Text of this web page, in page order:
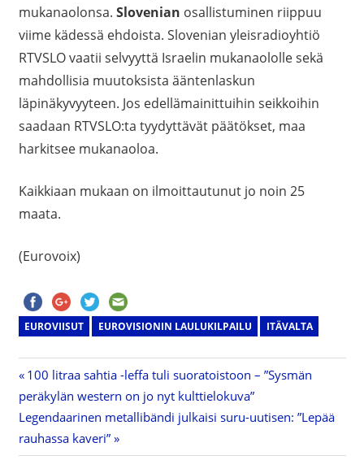
mukanaolonsa. Slovenian osallistuminen riippuu
viime kädessä ehdoista. Slovenian yleisradioyhtiö
RTVSLO vaatii selvyyttä Israelin mukanaololle sekä
mahdollisia muutoksista ääntenlaskun
läpinäkyvyyteen. Jos edellämainittuihin seikkoihin
saadaan RTVSLO:ta tyydyttävät päätökset, maa
harkitsee mukanaoloa.
Kaikkiaan mukaan on ilmoittautunut jo noin 25
maata.
(Eurovoix)
EUROVIISUT EUROVISIONIN LAULUKILPAILU ITÄVALTA
Artikkelien
selaus
Previous
Post:
100 litraa sahtia -leffa tuli suoratoistoon – ”Sysmän
peräkylän western on jo nyt kulttielokuva”
Next
Post:
Legendaarinen metallibändi julkaisi suru-uutisen: ”Lepää
rauhassa kaveri”